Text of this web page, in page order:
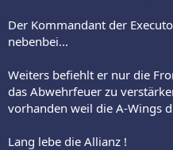
Der Kommandant der
nebenbei...
Weiters befiehlt er nur die
das Abwehrfeuer zu
vorhanden weil die A-Wings
Lang lebe die Allianz !